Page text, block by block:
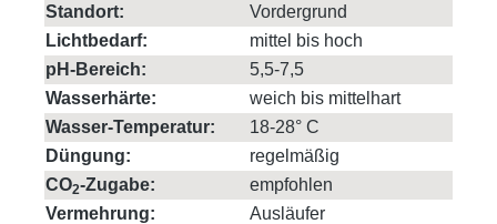
Standort:
Vordergrund
Lichtbedarf:
mittel bis hoch
pH-Bereich:
5,5-7,5
Wasserhärte:
weich bis mittelhart
Wasser-Temperatur:
18-28° C
Düngung:
regelmäßig
CO2-Zugabe:
empfohlen
Vermehrung:
Ausläufer